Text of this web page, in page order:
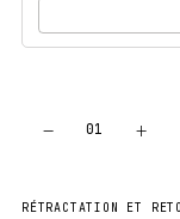
− 01 +
RÉTRACTATION ET